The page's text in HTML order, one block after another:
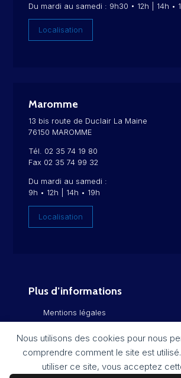
Nous utilisons des cookies pour nous
comprendre comment le site est
utiliser ce site, vous acceptez
Du mardi au samedi : 9h30 • 12h | 14h •
Localisation
Maromme
13 bis route de Duclair La Maine
76150 MAROMME
Tél. 02 35 74 19 80
Fax 02 35 74 99 32
Du mardi au samedi :
9h • 12h | 14h • 19h
Localisation
Plus d’informations
Mentions légales
Politique de confidentialité
Flux RSS
Plan du site